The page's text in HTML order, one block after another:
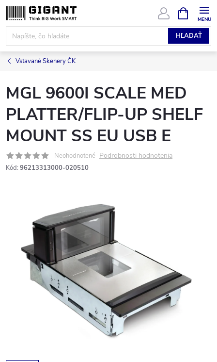
Prejsť
na
obsah
HĽADAŤ
KOŠÍK
Vstavané Skenery ČK
MGL 9600I SCALE MED
PLATTER/FLIP-UP SHELF
MOUNT SS EU USB E
Neohodnotené Podrobnosti hodnotenia
Kód: 96213313000-020510